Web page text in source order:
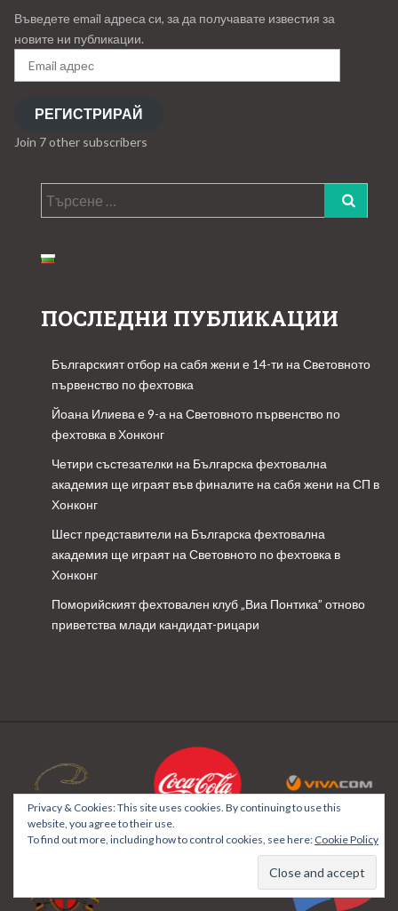
Въведете email адреса си, за да получавате известия за
новите ни публикации.
Email
адрес
РЕГИСТРИРАЙ
Join 7 other subscribers
Търсене
за:
ПОСЛЕДНИ ПУБЛИКАЦИИ
Българският отбор на сабя жени е 14-ти на Световното
първенство по фехтовка
Йоана Илиева е 9-а на Световното първенство по
фехтовка в Хонконг
Четири състезателки на Българска фехтовална
академия ще играят във финалите на сабя жени на СП в
Хонконг
Шест представители на Българска фехтовална
академия ще играят на Световното по фехтовка в
Хонконг
Поморийският фехтовален клуб „Виа Понтика” отново
приветства млади кандидат-рицари
Privacy & Cookies: This site uses cookies. By continuing to use this
website, you agree to their use.
To find out more, including how to control cookies, see here: Cookie Policy